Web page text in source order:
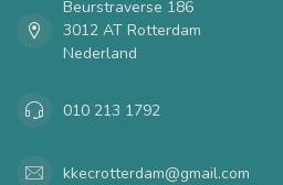
Beurstraverse 186
3012 AT Rotterdam
Nederland
010 213 1792
kkecrotterdam@gmail.com